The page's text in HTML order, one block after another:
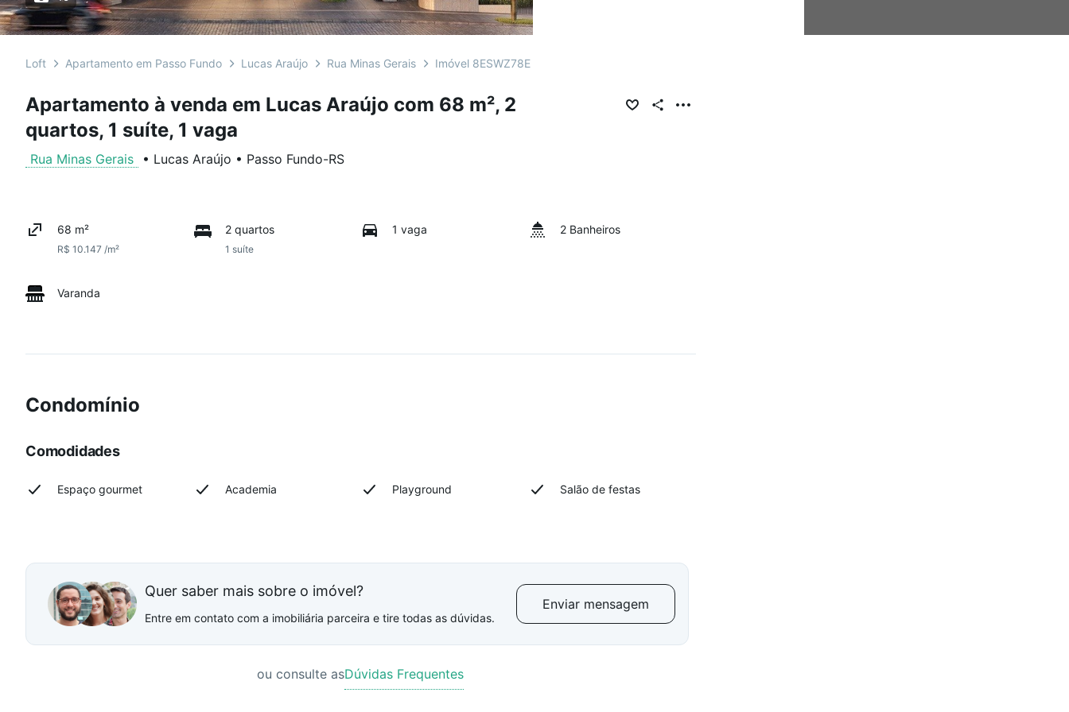
Loft Apartamento em Passo Fundo Lucas Araújo Rua Minas Gerais Imóvel 8ESWZ78E
Apartamento à venda em Lucas Araújo com 68 m², 2
quartos, 1 suíte, 1 vaga
Rua Minas Gerais • Lucas Araújo • Passo Fundo-RS
68 m²
R$ 10.147 /m²
2 quartos
1 suíte
1 vaga 2 Banheiros
Varanda
Condomínio
Comodidades
Espaço gourmet Academia Playground Salão de festas
Quer saber mais sobre o imóvel?
Entre em contato com a imobiliária parceira e tire todas as dúvidas.
Enviar mensagem
ou consulte asDúvidas Frequentes